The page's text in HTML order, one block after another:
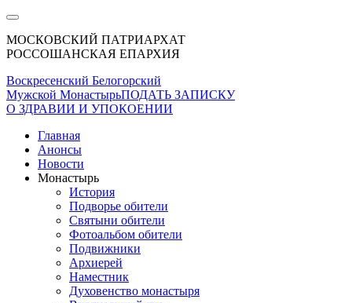
МОСКОВСКИЙ ПАТРИАРХАТ
РОССОШАНСКАЯ ЕПАРХИЯ
Воскресенский Белогорский
Мужской МонастырьПОДАТЬ ЗАПИСКУ
О ЗДРАВИИ И УПОКОЕНИИ
Главная
Анонсы
Новости
Монастырь
История
Подворье обители
Святыни обители
Фотоальбом обители
Подвижники
Архиерей
Наместник
Духовенство монастыря